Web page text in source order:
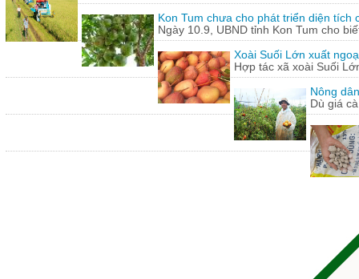
Kon Tum chưa cho phát triển diện tích
Ngày 10.9, UBND tỉnh Kon Tum cho
Xoài Suối Lớn xuất
Hợp tác xã xoài Suối
Nông
Dù giá